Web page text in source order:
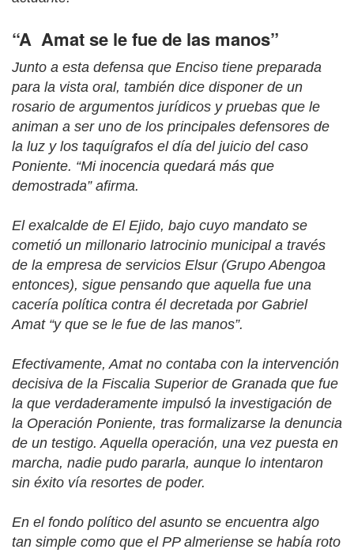
“A Amat se le fue de las manos”
Junto a esta defensa que Enciso tiene preparada
para la vista oral, también dice disponer de un
rosario de argumentos jurídicos y pruebas que le
animan a ser uno de los principales defensores de
la luz y los taquígrafos el día del juicio del caso
Poniente. “Mi inocencia quedará más que
demostrada” afirma.
El exalcalde de El Ejido, bajo cuyo mandato se
cometió un millonario latrocinio municipal a través
de la empresa de servicios Elsur (Grupo Abengoa
entonces), sigue pensando que aquella fue una
cacería política contra él decretada por Gabriel
Amat “y que se le fue de las manos”.
Efectivamente, Amat no contaba con la intervención
decisiva de la Fiscalia Superior de Granada que fue
la que verdaderamente impulsó la investigación de
la Operación Poniente, tras formalizarse la denuncia
de un testigo. Aquella operación, una vez puesta en
marcha, nadie pudo pararla, aunque lo intentaron
sin éxito vía resortes de poder.
En el fondo político del asunto se encuentra algo
tan simple como que el PP almeriense se había roto